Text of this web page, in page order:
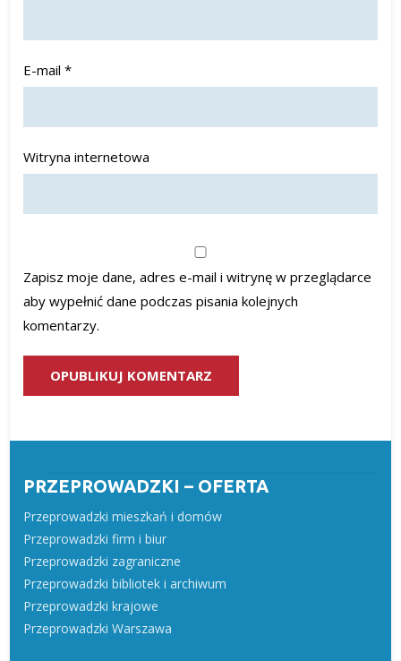
E-mail*
Witryna internetowa
Zapisz moje dane, adres e-mail i witrynę w przeglądarce
aby wypełnić dane podczas pisania kolejnych
komentarzy.
PRZEPROWADZKI – OFERTA
Przeprowadzki mieszkań i domów
Przeprowadzki firm i biur
Przeprowadzki zagraniczne
Przeprowadzki bibliotek i archiwum
Przeprowadzki krajowe
Przeprowadzki Warszawa